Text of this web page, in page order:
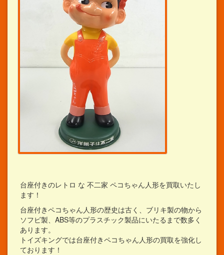
台座付きのレトロ な 不二家 ペコちゃん人形を買取いたし
ます！
台座付きペコちゃん人形の歴史は古く、ブリキ製の物から
ソフビ製、ABS等のプラスチック製品にいたるまで数多く
あります。
トイズキングでは台座付きペコちゃん人形の買取を強化し
ております！